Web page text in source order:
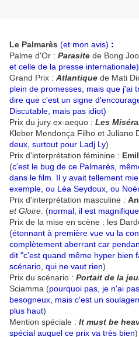
Le Palmarès (et mon avis) :
Palme d'Or : Parasite de Bong
et celle de la presse internationale)
Grand Prix : Atlantique de Mati
plein de promesses, mais que j'ai
dire que c'est un signe
Discutable, mais pas idiot)
Prix du jury ex-aequo : Les
Kleber Mendonça Filho et Juliano
deux, surtout pour Ladj Ly)
Prix d'interprétation féminine :
(c'est le bug de ce Palmarès,
dans le film. Il y avait tellement
exemple, ou Léa Seydoux, ou
Prix d'interprétation masculine :
et Gloire . (normal, il est magnifique
Prix de la mise en scène : les
(étonnant à première vue vu la
complètement aberrant car
dit "c'est quand même hyper bien
scénario, qui ne vaut rien)
Prix du scénario : Portait de la
Sciamma (pourquoi pas, je n'ai
besogneux, mais c'est un
plus haut)
Mention spéciale : It must be
spécial auquel ce prix va très bien)